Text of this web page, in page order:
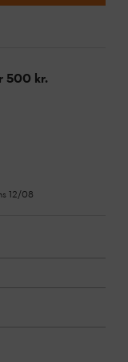
500 kr.
12/08